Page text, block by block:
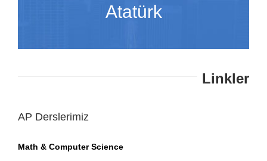
Atatürk
Linkler
AP Derslerimiz
Math & Computer Science